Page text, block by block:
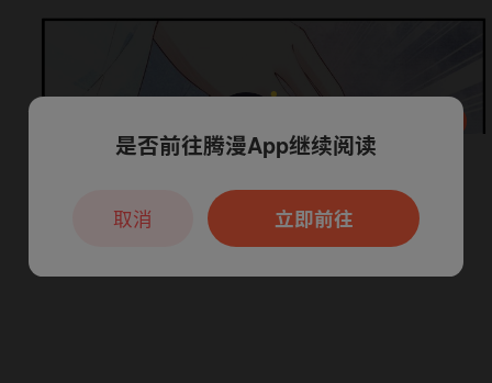
腾漫App免费看
本章节仅支持App阅读，可打开App新用
户7天免费看
是否前往腾漫App继续阅读
立即前往
取消